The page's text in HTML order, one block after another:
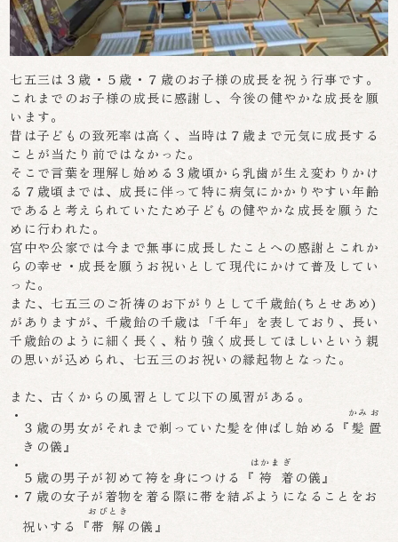
七五三は３歳・５歳・７歳のお子様の成長を祝う行事です。
これまでのお子様の成長に感謝し、今後の健やかな成長を願
います。
昔は子どもの致死率は高く、当時は７歳まで元気に成長する
ことが当たり前ではなかった。
そこで言葉を理解し始める３歳頃から乳歯が生え変わりかけ
る７歳頃までは、成長に伴って特に病気にかかりやすい年齢
であると考えられていたため子どもの健やかな成長を願うた
めに行われた。
宮中や公家では今まで無事に成長したことへの感謝とこれか
らの幸せ・成長を願うお祝いとして現代にかけて普及してい
った。
また、七五三のご祈祷のお下がりとして千歳飴(ちとせあめ)
がありますが、千歳飴の千歳は「千年」を表しており、長い
千歳飴のように細く長く、粘り強く成長してほしいという親
の思いが込められ、七五三のお祝いの縁起物となった。
また、古くからの風習として以下の風習がある。
３歳の男女がそれまで剃っていた髪を伸ばし始める『 髪
かみ
置
お
きの儀』
５歳の男子が初めて袴を身につける『 袴
はかま
着
ぎ
の儀』
７歳の女子が着物を着る際に帯を結ぶようになることをお
祝いする『帯
おび
解
とき
の儀』